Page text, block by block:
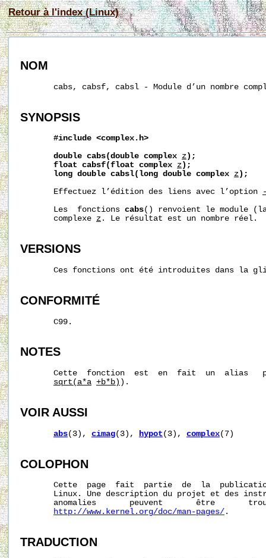
Retour à l'index (Linux)
NOM
cabs, cabsf, cabsl - Module d’un nombre
SYNOPSIS
#include <complex.h>
double cabs(double complex z );
float cabsf(float complex z );
long double cabsl(long double complex z );
       Effectuez l’édition des liens avec l’option
       Les  fonctions
cabs() renvoient le module
       complexe
z . Le résultat est un nombre réel.
VERSIONS
Ces fonctions ont été introduites dans la
CONFORMITÉ
       C99.
NOTES
Cette  fonction  est  en  fait  un  alias
sqrt(a*a +b*b) ).
VOIR AUSSI
abs(3), cimag(3), hypot (3), complex(7)
COLOPHON
Cette  page  fait  partie  de  la
Linux. Une description du projet et des
anomalies       peuvent       être
http://www.kernel.org/doc/man-pages/ .
TRADUCTION